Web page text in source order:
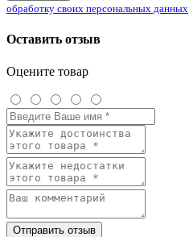
обработку своих персональных данных
Оставить отзыв
Оцените товар
Отправить отзыв